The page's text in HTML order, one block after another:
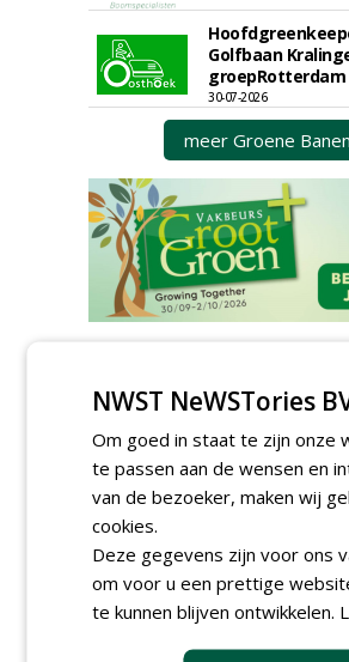
Golfbaan
groepRotterdam
30-07-2026
meer Groene Banen
Iedereen kan gratis kleine
Plaats een gratis advertentie
NWST NeWSTories
Om goed in staat te zijn onze
te passen aan de wensen en
van de bezoeker, maken wij
cookies.
Deze gegevens zijn voor ons
om voor u een prettige
te kunnen blijven ontwikkelen.